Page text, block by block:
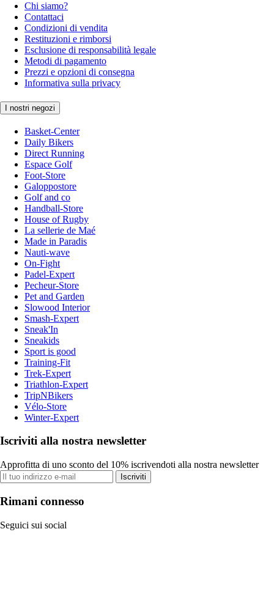
Chi siamo?
Contattaci
Condizioni di vendita
Restituzioni e rimborsi
Esclusione di responsabilità legale
Metodi di pagamento
Prezzi e opzioni di consegna
Informativa sulla privacy
I nostri negozi
Basket-Center
Daily Bikers
Direct Running
Espace Golf
Foot-Store
Galoppostore
Golf and co
Handball-Store
House of Rugby
La sellerie de Maé
Made in Paradis
Nauti-wave
On-Fight
Padel-Expert
Pecheur-Store
Pet and Garden
Slowood Interior
Smash-Expert
Sneak'In
Sneakids
Sport is good
Training-Fit
Trek-Expert
Triathlon-Expert
TripNBikers
Vélo-Store
Winter-Expert
Iscriviti alla nostra newsletter
Approfitta di uno sconto del 10% iscrivendoti alla nostra newsletter
Iscriviti
Rimani connesso
Seguici sui social